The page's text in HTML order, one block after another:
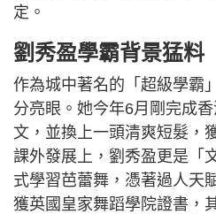
定。
劉秀盈學霸背景猛料
作為城中著名的「超級學霸
分亮眼。她今年6月剛完成
文，並換上一頭清爽短髮，
課外發展上，劉秀盈更是「
式學習芭蕾舞，憑著過人天
獲英國皇家舞蹈學院證書，